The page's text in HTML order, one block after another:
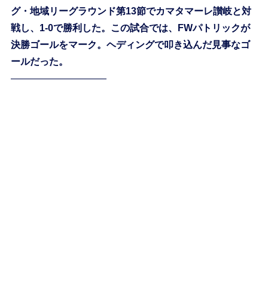
グ・地域リーグラウンド第13節でカマタマーレ讃岐と対
戦し、1-0で勝利した。この試合では、FWパトリックが
決勝ゴールをマーク。ヘディングで叩き込んだ見事なゴ
ールだった。
——————————